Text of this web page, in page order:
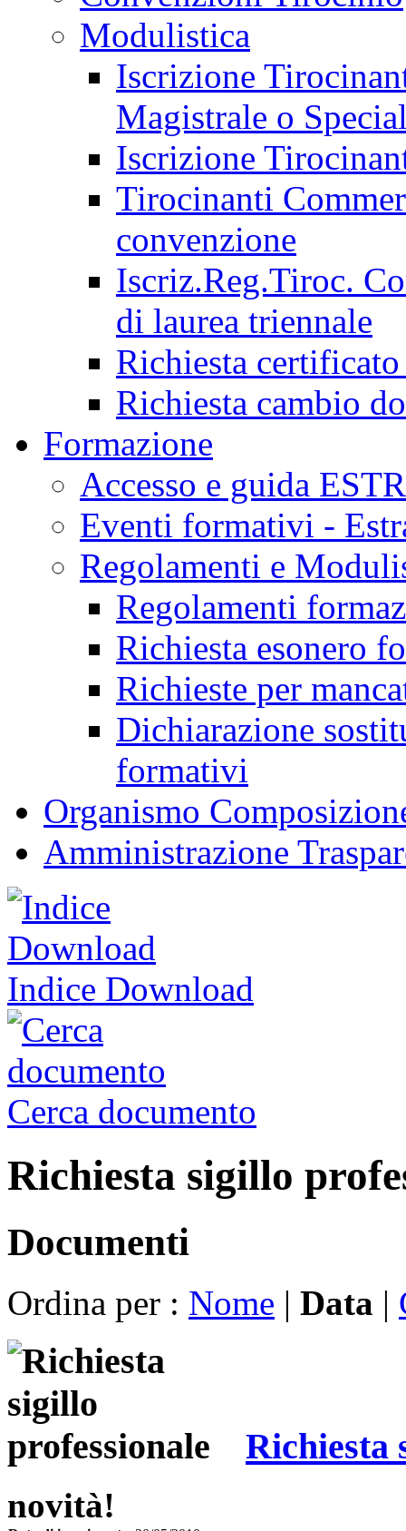
Modulistica
Iscrizione
Magistrale o
Iscrizione
Tirocinanti
convenzione
Iscriz.Reg.Tiroc.
di laurea triennale
Richiesta
Richiesta cambio
Formazione
Accesso e guida
Eventi formativi -
Regolamenti e
Regolamenti
Richiesta esonero
Richieste per
Dichiarazione
formativi
Organismo
Amministrazione
Indice Download
Cerca documento
Richiesta sigillo
Documenti
Ordina per : Nome | Data |
Richiesta
novità!